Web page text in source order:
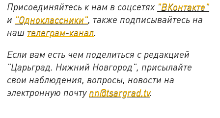
Присоединяйтесь к нам в соцсетях "ВКонтакте"
и "Одноклассники" , также подписывайтесь на
наш телеграм-канал
Если вам есть чем поделиться с редакцией
"Царьград. Нижний Новгород", присылайте
свои наблюдения, вопросы, новости на
электронную почту nn@tsargrad.tv.